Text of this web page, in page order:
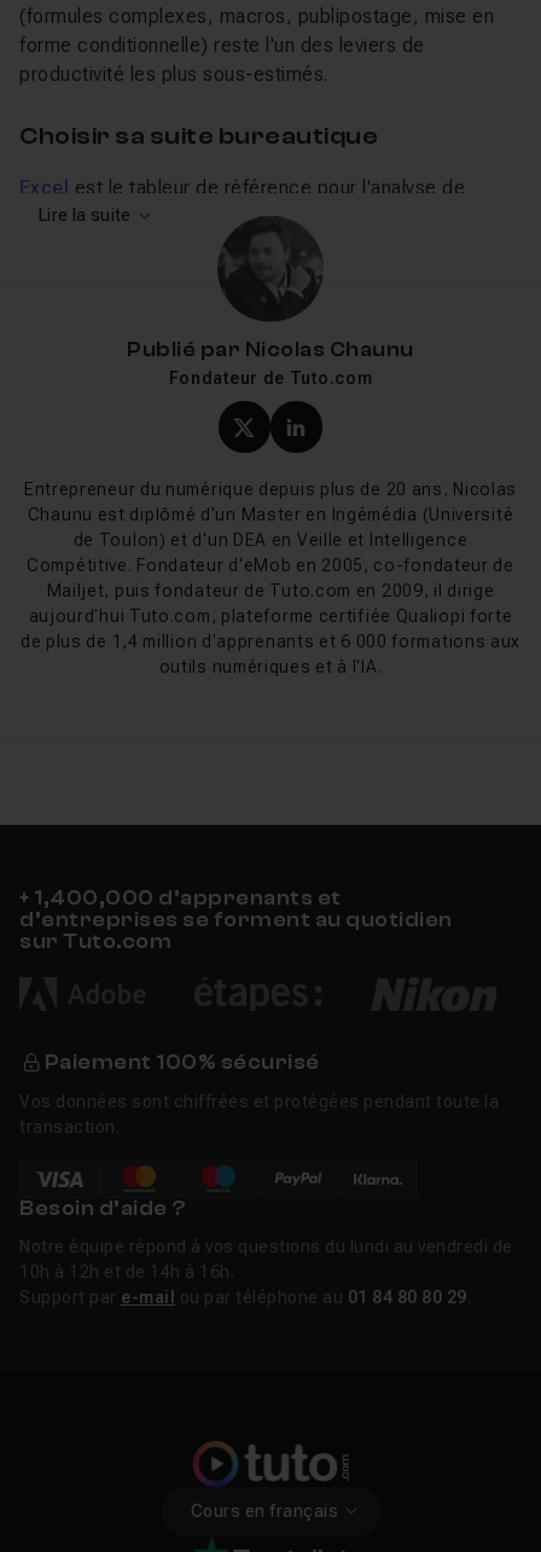
(formules complexes, macros, publipostage, mise en
forme conditionnelle) reste l'un des leviers de
productivité les plus sous-estimés.
Choisir sa suite bureautique
Excel est le tableur de référence pour l'analyse de
données, les calculs financiers et le reporting.
couvre toute la chaîne documentaire : courriers,
rapports, mémoires, publipostage.
standard des présentations professionnelles.
environnements collaboratifs cloud,Google Workspace
(Docs, Sheets, Slides) offre une alternative complète
avec le travail simultané en temps réel. Chaque logiciel
dispose de sa propre catégorie sur Tuto.com,
accessible depuis le menu ci-dessus.
La bureautique en 2026 : l'IA au cœur de
la productivité
L'intégration de Microsoft Copilot dans la suite Office
365 a transformé la bureautique en 2026. L'IA génère
d'un rôle d'assistant ponctuel à un véritable
plusieurs applications de façon autonome. Comprendre
comment exploiter ces capacités est désormais un
avantage concurrentiel sur le marché de l'emploi.
Un débutant peut commencer par les fondamentaux
d'Excel et de Word, puis progresser vers les fonctions
styles et modèles). Les cours Tuto.com sont structurés
par logiciel et par niveau. Les professionnels souhaitant
valider leurs compétences peuvent explorer les
parcours certifiants de la plateforme. Des
tutos bureautique gratuitssont également disponibles
Formation A à Z Bureautique
Lire la suite
Publié par Nicolas Chaunu
Fondateur de Tuto.com
Profil X (twitter) de
Profil LinkedIn de
Entrepreneur du numérique depuis plus de 20 ans, Nicolas
Chaunu est diplômé d'un Master en Ingémédia (Université
de Toulon) et d'un DEA en Veille et Intelligence
Compétitive. Fondateur d'eMob en 2005, co-fondateur de
Mailjet, puis fondateur de Tuto.com en 2009, il dirige
aujourd'hui Tuto.com, plateforme certifiée Qualiopi forte
de plus de 1,4 million d'apprenants et 6 000 formations aux
outils numériques et à l'IA.
+ 1,400,000 d’apprenants et
d’entreprises se forment au quotidien
sur Tuto.com
Paiement 100% sécurisé
Vos données sont chiffrées et protégées pendant toute la
transaction.
Besoin d’aide ?
Notre équipe répond à vos questions du lundi au vendredi de
10h à 12h et de 14h à 16h.
Support par e-mail ou par téléphone au 01 84 80 80 29
Cours en français